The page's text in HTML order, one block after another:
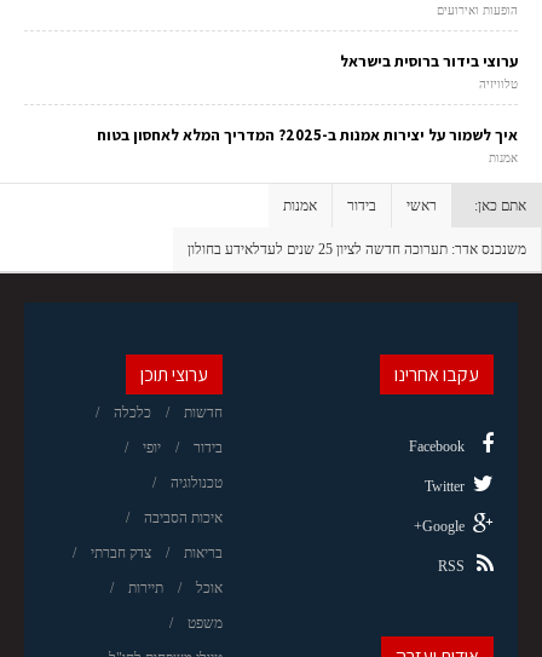
הופעות ואירועים
ערוצי בידור ברוסית בישראל
טלוויזיה
איך לשמור על יצירות אמנות ב-2025? המדריך המלא לאחסון בטוח
אמנות
אתם כאן: ראשי בידור אמנות
משנכנס אדר: תערוכה חדשה לציון 25 שנים לעדלאידע בחולון
ערוצי תוכן
חדשות כלכלה
בידור יופי
טכנולוגיה
איכות הסביבה
בריאות צדק חברתי
אוכל תיירות
משפט
עקבו אחרינו
Facebook
Twitter
Google+
RSS